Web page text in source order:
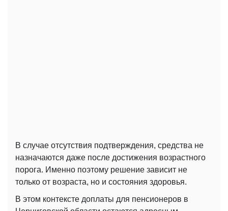
В случае отсутствия подтверждения, средства не
назначаются даже после достижения возрастного
порога. Именно поэтому решение зависит не
только от возраста, но и состояния здоровья.
В этом контексте доплаты для пенсионеров в